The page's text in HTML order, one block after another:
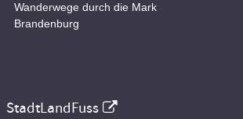
Wanderwege durch die Mark
Brandenburg
StadtLandFuss